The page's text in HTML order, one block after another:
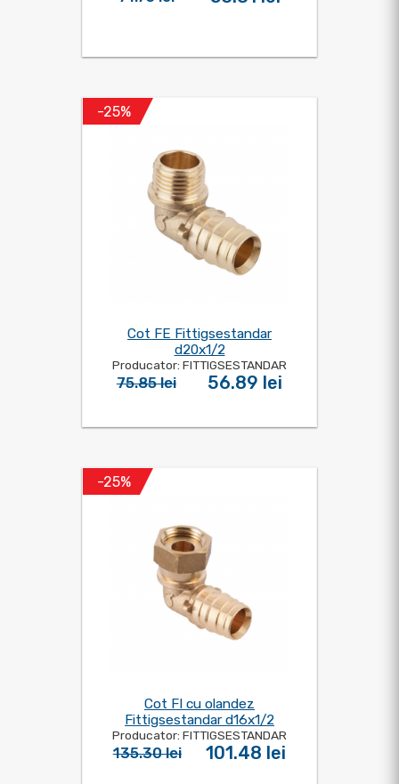
-25%
Cot FE Fittigsestandar
d20x1/2
Producator: FITTIGSESTANDAR
75.85 lei 56.89 lei
-25%
Cot FI cu olandez
Fittigsestandar d16x1/2
Producator: FITTIGSESTANDAR
135.30 lei 101.48 lei